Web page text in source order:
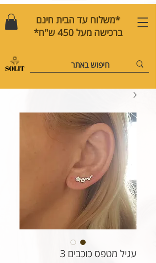
*משלוח עד הבית חינם
ברכישה מעל 450 ש"ח*
עגיל מטפס כוכבים 3